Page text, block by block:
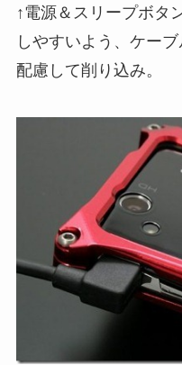
↑電源＆スリープボタ
しやすいよう、ケー
配慮して削り込み。